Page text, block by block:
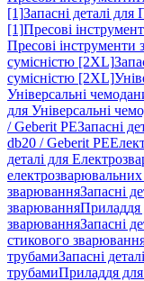
[1]Запасні деталі для
[1]Пресові
Пресові інструменти
сумісністю [2XL]
сумісністю [2XL]
Універсальні
для Універсальні
/ Geberit PEЗапасні
db20 / Geberit PE
деталі для
електрозварювальних
зварюванняЗапасні
зварюванняПриладдя
зварюванняЗапасні
стикового
трубамиЗапасні
трубамиПриладдя для